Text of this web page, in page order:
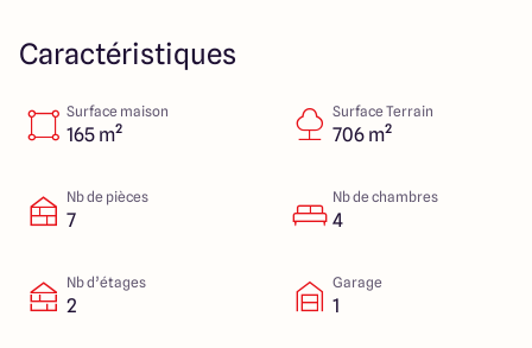
4.6 4.8
Caractéristiques
Surface maison
165 m²
Surface Terrain
706 m²
Nb de pièces
7
Nb de chambres
4
Nb d’étages
2
Garage
1